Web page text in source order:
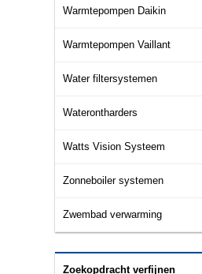
Warmtepompen Daikin
Warmtepompen Vaillant
Water filtersystemen
Waterontharders
Watts Vision Systeem
Zonneboiler systemen
Zwembad verwarming
Zoekopdracht verfijnen